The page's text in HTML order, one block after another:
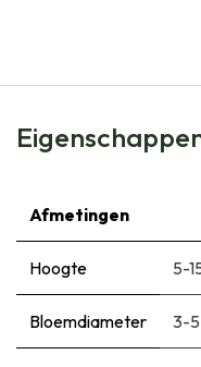
Afmetingen
Hoogte 5-
Bloemdiameter 3-